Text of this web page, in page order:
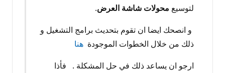
لتوسيع محولات شاشة العرض.
و انصحك ايضا ان تقوم بتحديث برامج التشغيل و
ذلك من خلال الخطوات الموجودة هنا
ارجو ان يساعد ذلك في حل المشكلة . فأذا